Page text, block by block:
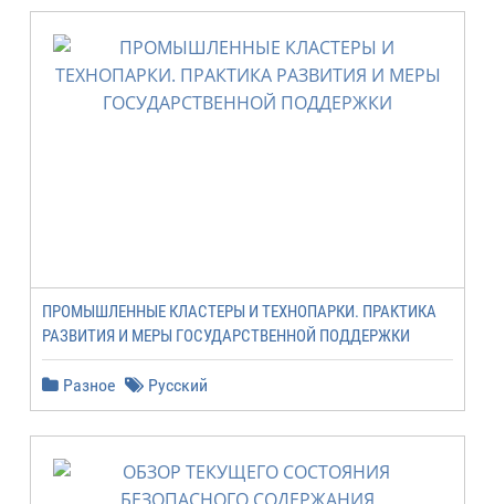
ПРОМЫШЛЕННЫЕ КЛАСТЕРЫ И ТЕХНОПАРКИ. ПРАКТИКА
РАЗВИТИЯ И МЕРЫ ГОСУДАРСТВЕННОЙ ПОДДЕРЖКИ
Разное Русский